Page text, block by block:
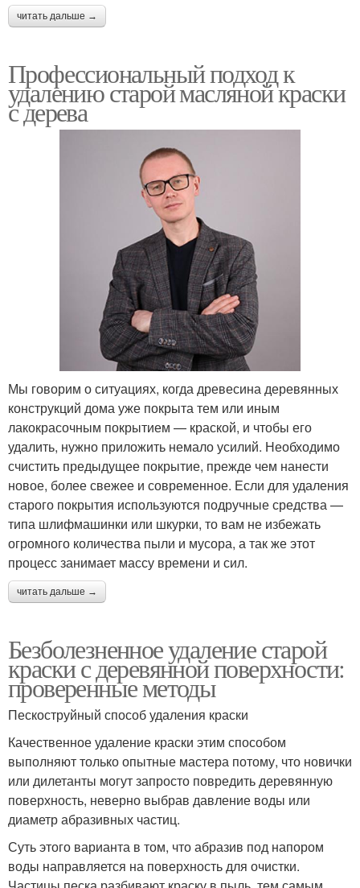
читать дальше →
Профессиональный подход к
удалению старой масляной краски
с дерева
Мы говорим о ситуациях, когда древесина деревянных
конструкций дома уже покрыта тем или иным
лакокрасочным покрытием — краской, и чтобы его
удалить, нужно приложить немало усилий. Необходимо
счистить предыдущее покрытие, прежде чем нанести
новое, более свежее и современное. Если для удаления
старого покрытия используются подручные средства —
типа шлифмашинки или шкурки, то вам не избежать
огромного количества пыли и мусора, а так же этот
процесс занимает массу времени и сил.
читать дальше →
Безболезненное удаление старой
краски с деревянной поверхности:
проверенные методы
Пескоструйный способ удаления краски
Качественное удаление краски этим способом
выполняют только опытные мастера потому, что новички
или дилетанты могут запросто повредить деревянную
поверхность, неверно выбрав давление воды или
диаметр абразивных частиц.
Суть этого варианта в том, что абразив под напором
воды направляется на поверхность для очистки.